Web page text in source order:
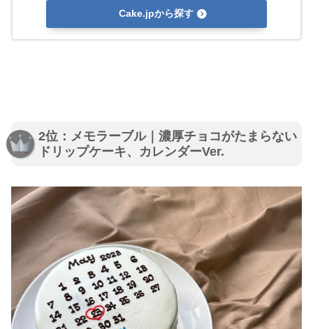
Cake.jpから探す
2位：メモラーブル｜濃厚チョコがたまらない
ドリップケーキ、カレンダーVer.